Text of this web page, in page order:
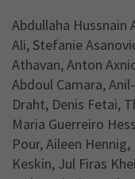
Abdullaha Hussnain
Ali, Stefanie
Athavan, Anton
Abdoul Camara,
Draht, Denis Fetai,
Maria Guerreiro
Pour, Aileen
Keskin, Jul Firas